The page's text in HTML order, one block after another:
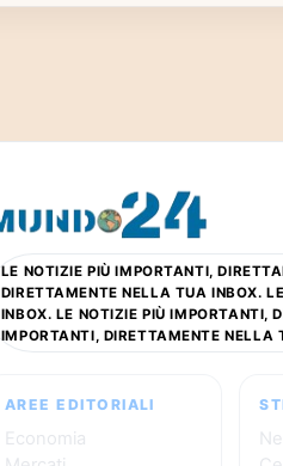
LE NOTIZIE PIÙ IMPORTANTI,
DIRETTAMENTE NELLA TUA INBOX.
INBOX. LE NOTIZIE PIÙ IMPORTANTI,
IMPORTANTI, DIRETTAMENTE NELLA
AREE EDITORIALI
Economia